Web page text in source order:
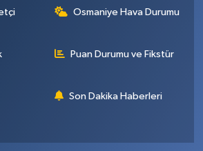
Osmaniye Hava Durumu
Puan Durumu ve Fikstür
Son Dakika Haberleri